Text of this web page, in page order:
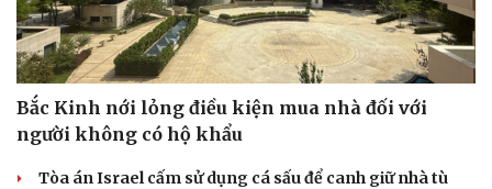
Bắc Kinh nới lỏng điều kiện mua nhà đối với
người không có hộ khẩu
Tòa án Israel cấm sử dụng cá sấu để canh giữ nhà tù